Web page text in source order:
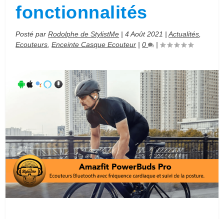
fonctionnalités
Posté parRodolphe de StylistMe |4 Août 2021 |Actualités
Ecouteurs ,Enceinte Casque Ecouteur |0 |